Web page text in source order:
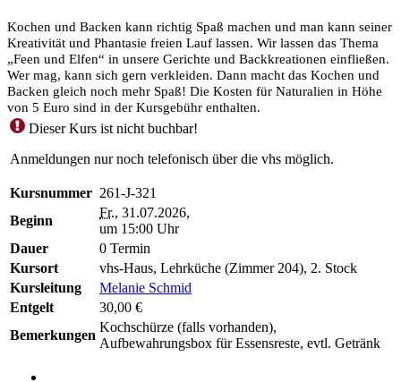
Kochen und Backen kann richtig Spaß machen und man kann seiner
Kreativität und Phantasie freien Lauf lassen. Wir lassen das Thema
„Feen und Elfen“ in unsere Gerichte und Backkreationen einfließen.
Wer mag, kann sich gern verkleiden. Dann macht das Kochen und
Backen gleich noch mehr Spaß! Die Kosten für Naturalien in Höhe
von 5 Euro sind in der Kursgebühr enthalten.
Dieser Kurs ist nicht buchbar!
Anmeldungen nur noch telefonisch über die vhs möglich.
Kursnummer 261-J-321
Beginn
Fr., 31.07.2026,
um 15:00 Uhr
Dauer
0 Termin
Kursort
vhs-Haus, Lehrküche (Zimmer 204), 2. Stock
Kursleitung
Melanie Schmid
Entgelt
30,00 €
Bemerkungen
Kochschürze (falls vorhanden),
Aufbewahrungsbox für Essensreste, evtl. Getränk